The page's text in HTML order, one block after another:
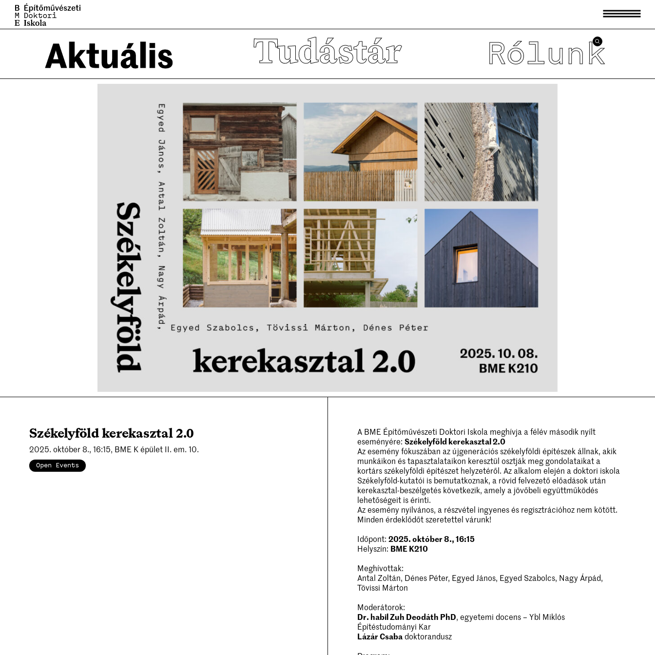
Disszertációk
Habilitációk
Kiadványok
Tagek
Szabályzatok
Hallgatók
Aktuális Tudástár Rólunk
Székelyföld kerekasztal 2.0
2025. október 8., 16:15, BME K épület II. em. 10.
Open Events
A BME Építőművészeti Doktori Iskola meghívja a félév második nyílt
eseményére: Székelyföld kerekasztal 2.0
Az esemény fókuszában az újgenerációs székelyföldi építészek állnak, akik
munkáikon és tapasztalataikon keresztül osztják meg gondolataikat a
kortárs székelyföldi építészet helyzetéről. Az alkalom elején a doktori iskola
Székelyföld-kutatói is bemutatkoznak, a rövid felvezető előadások után
kerekasztal-beszélgetés következik, amely a jövőbeli együttműködés
lehetőségeit is érinti.
Az esemény nyilvános, a részvétel ingyenes és regisztrációhoz nem kötött.
Minden érdeklődőt szeretettel várunk!
Időpont: 2025. október 8., 16:15
Helyszín: BME K210
Meghívottak:
Antal Zoltán, Dénes Péter, Egyed János, Egyed Szabolcs, Nagy Árpád,
Tövissi Márton
Moderátorok:
Dr. habil Zuh Deodáth PhD, egyetemi docens – Ybl Miklós
Építéstudományi Kar
Lázár Csabadoktorandusz